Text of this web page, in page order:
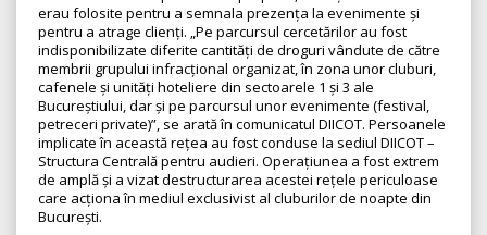
erau folosite pentru a semnala prezența la evenimente și
pentru a atrage clienți. „Pe parcursul cercetărilor au fost
indisponibilizate diferite cantități de droguri vândute de către
membrii grupului infracțional organizat, în zona unor cluburi,
cafenele și unități hoteliere din sectoarele 1 și 3 ale
Bucureștiului, dar și pe parcursul unor evenimente (festival,
petreceri private)”, se arată în comunicatul DIICOT. Persoanele
implicate în această rețea au fost conduse la sediul DIICOT –
Structura Centrală pentru audieri. Operațiunea a fost extrem
de amplă și a vizat destructurarea acestei rețele periculoase
care acționa în mediul exclusivist al cluburilor de noapte din
București.